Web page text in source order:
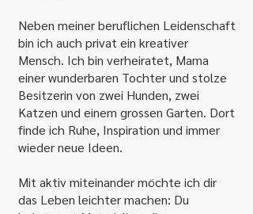
Neben meiner beruflichen Leidenschaft
bin ich auch privat ein kreativer
Mensch. Ich bin verheiratet, Mama
einer wunderbaren Tochter und stolze
Besitzerin von zwei Hunden, zwei
Katzen und einem grossen Garten. Dort
finde ich Ruhe, Inspiration und immer
wieder neue Ideen.
Mit aktiv miteinander möchte ich dir
das Leben leichter machen: Du